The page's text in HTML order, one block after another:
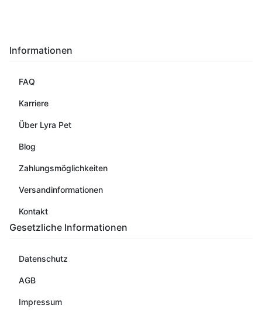
Informationen
FAQ
Karriere
Über Lyra Pet
Blog
Zahlungsmöglichkeiten
Versandinformationen
Kontakt
Gesetzliche Informationen
Datenschutz
AGB
Impressum